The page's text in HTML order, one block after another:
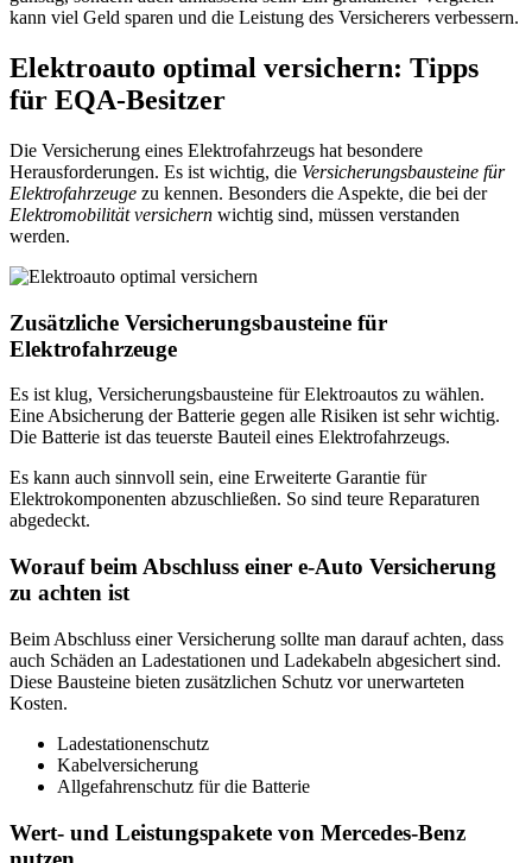
kann viel Geld sparen und die Leistung des Versicherers verbessern.
Elektroauto optimal versichern: Tipps
für EQA-Besitzer
Die Versicherung eines Elektrofahrzeugs hat besondere
Herausforderungen. Es ist wichtig, die Versicherungsbausteine für
Elektrofahrzeuge zu kennen. Besonders die Aspekte, die bei der
Elektromobilität versichern wichtig sind, müssen verstanden
werden.
Zusätzliche Versicherungsbausteine für
Elektrofahrzeuge
Es ist klug, Versicherungsbausteine für Elektroautos zu wählen.
Eine Absicherung der Batterie gegen alle Risiken ist sehr wichtig.
Die Batterie ist das teuerste Bauteil eines Elektrofahrzeugs.
Es kann auch sinnvoll sein, eine Erweiterte Garantie für
Elektrokomponenten abzuschließen. So sind teure Reparaturen
abgedeckt.
Worauf beim Abschluss einer e-Auto Versicherung
zu achten ist
Beim Abschluss einer Versicherung sollte man darauf achten, dass
auch Schäden an Ladestationen und Ladekabeln abgesichert sind.
Diese Bausteine bieten zusätzlichen Schutz vor unerwarteten
Kosten.
Ladestationenschutz
Kabelversicherung
Allgefahrenschutz für die Batterie
Wert- und Leistungspakete von Mercedes-Benz